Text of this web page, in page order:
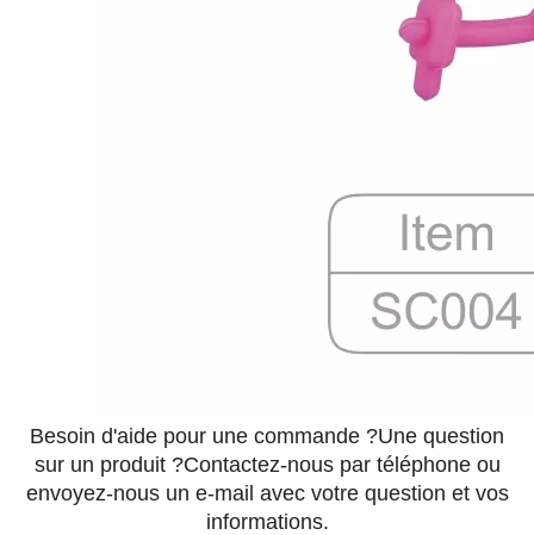
Besoin d'aide pour une commande ?Une question
sur un produit ?Contactez-nous par téléphone ou
envoyez-nous un e-mail avec votre question et vos
informations.